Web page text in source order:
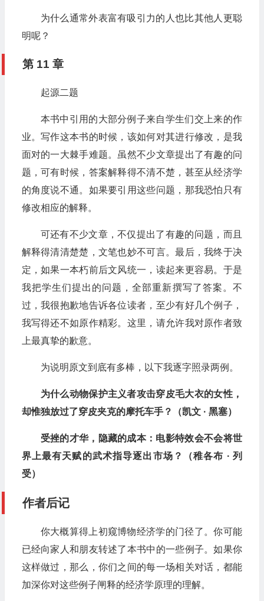
为什么通常外表富有吸引力的人也比其他人更聪
明呢？
第 11 章
起源二题
本书中引用的大部分例子来自学生们交上来的作
业。写作这本书的时候，该如何对其进行修改，是我
面对的一大棘手难题。虽然不少文章提出了有趣的问
题，可有时候，答案解释得不清不楚，甚至从经济学
的角度说不通。如果要引用这些问题，那我恐怕只有
修改相应的解释。
可还有不少文章，不仅提出了有趣的问题，而且
解释得清清楚楚，文笔也妙不可言。最后，我终于决
定，如果一本朽前后文风统一，读起来更容易。于是
我把学生们提出的问题，全部重新撰写了答案。不
过，我很抱歉地告诉各位读者，至少有好几个例子，
我写得还不如原作精彩。这里，请允许我对原作者致
上最真挚的歉意。
为说明原文到底有多棒，以下我逐字照录两例。
为什么动物保护主义者攻击穿皮毛大衣的女性，
却惟独放过了穿皮夹克的摩托车手？（凯文· 黑塞）
受挫的才华，隐藏的成本：电影特效会不会将世
界上最有天赋的武术指导逐出市场？（稚各布 · 列
受）
作者后记
你大概算得上初窥博物经济学的门径了。你可能
已经向家人和朋友转述了本书中的一些例子。如果你
这样做过，那么，你们之间的每一场相关对话，都能
加深你对这些例子闸释的经济学原理的理解。